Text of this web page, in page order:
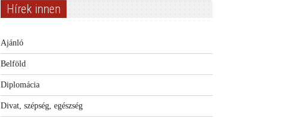
Hírek innen
Ajánló
Belföld
Diplomácia
Divat, szépség, egészség